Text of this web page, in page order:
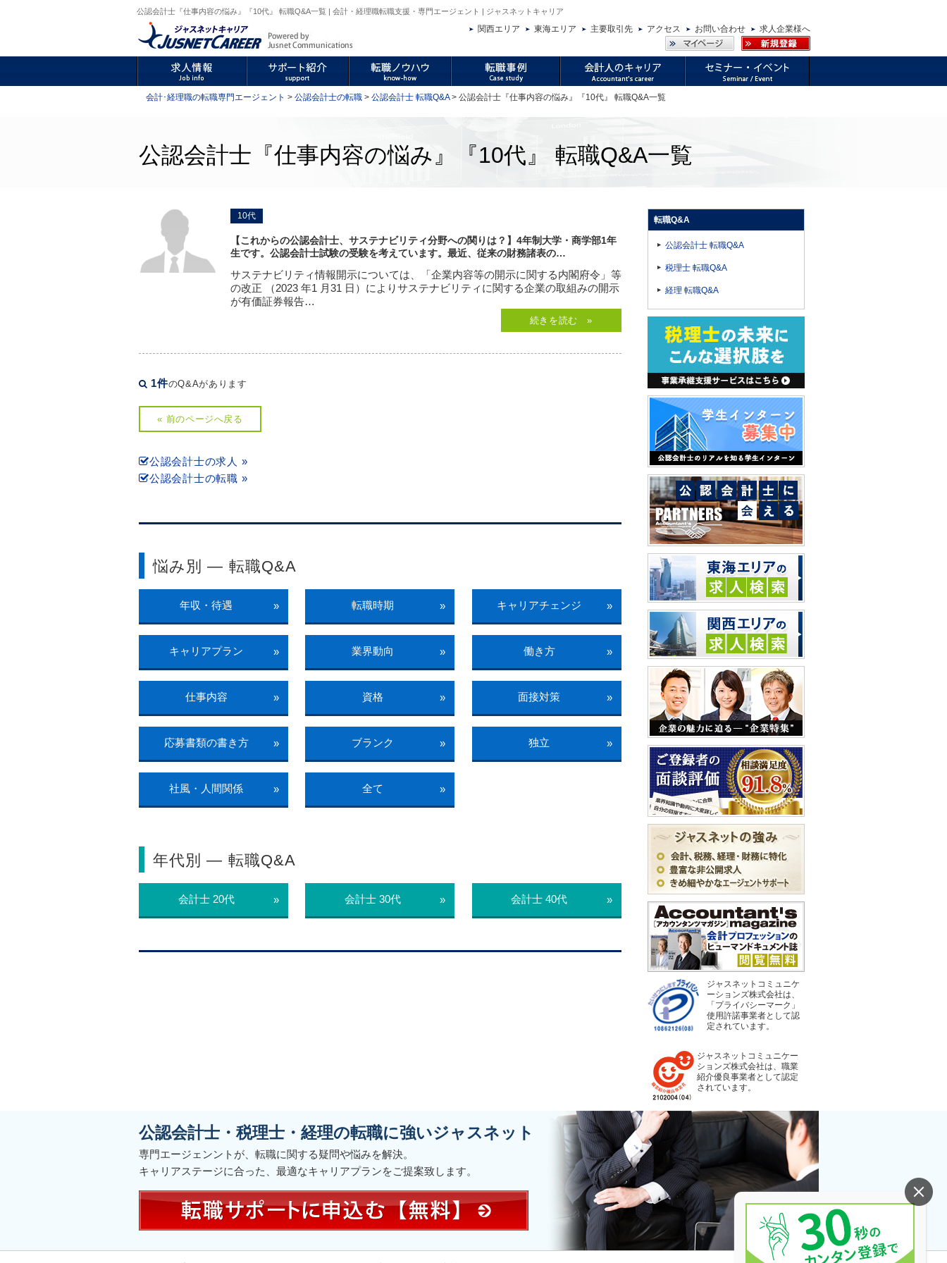
公認会計士『仕事内容の悩み』『10代』 転職Q&A一覧 | 会計・経理職転職支援・専門エージェント | ジャスネットキャリア
求人企業様へ
お問い合わせ
アクセス
主要取引先
東海エリア
関西エリア
会計･経理職の転職専門エージェント > 公認会計士の転職 > 公認会計士 転職Q&A> 公認会計士『仕事内容の悩み』『10代』 転職Q&A一覧
公認会計士『仕事内容の悩み』『10代』 転職Q&A一覧
10代
【これからの公認会計士、サステナビリティ分野への関りは？】 4年制大学・商学部1年
生です。公認会計士試験の受験を考えています。 最近、従来の財務諸表の…
サステナビリティ情報開示については、「企業内容等の開示に関する内閣府令」等
の改正 （2023 年1 月31 日）によりサステナビリティに関する企業の取組みの開示
が有価証券報告…
続きを読む »
1件のQ&Aがあります
« 前のページへ戻る
公認会計士の求人 »
公認会計士の転職 »
悩み別 ― 転職Q&A
年収・待遇 » 転職時期 » キャリアチェンジ »
キャリアプラン » 業界動向 » 働き方 »
仕事内容 » 資格 » 面接対策 »
応募書類の書き方 » ブランク » 独立 »
社風・人間関係 » 全て »
年代別 ― 転職Q&A
会計士 20代 » 会計士 30代 » 会計士 40代 »
転職Q&A
公認会計士 転職Q&A
税理士 転職Q&A
経理 転職Q&A
ジャスネットコミュニケ
ーションズ株式会社は、
「プライバシーマーク」
使用許諾事業者として認
定されています。
ジャスネットコミュニケー
ションズ株式会社は、職業
紹介優良事業者として認定
されています。
公認会計士・税理士・経理の転職に強いジャスネット
専門エージェンントが、転職に関する疑問や悩みを解決。
キャリアステージに合った、最適なキャリアプランをご提案致します。